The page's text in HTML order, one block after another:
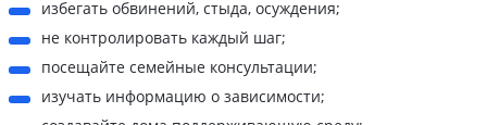
избегать обвинений, стыда, осуждения;
не контролировать каждый шаг;
посещайте семейные консультации;
изучать информацию о зависимости;